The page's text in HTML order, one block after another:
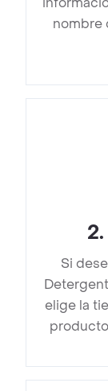
nombre
2.
Si
elige la
producto